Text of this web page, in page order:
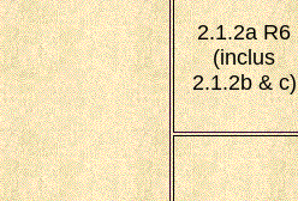
2.1.2a R6
(inclus
2.1.2b & c)